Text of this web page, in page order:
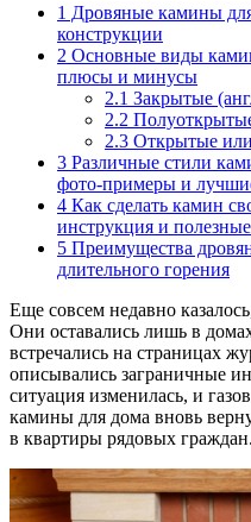
1 Дровяные камины
конструкции
2 Основные виды
плюсы и минусы
2.1 Закрытые
2.2
2.3 Открытые
3 Различные стили
фото-примеры и
4 Как сделать камин
инструкция и
5 Преимущества
длительного горения
Еще совсем недавно
Они оставались лишь в
встречались на страницах
описывались заграничные
ситуация изменилась, и
камины для дома вновь
в квартиры рядовых граждан.